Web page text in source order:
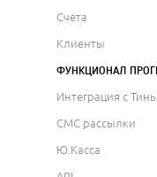
Счета
Клиенты
ФУНКЦИОНАЛ
Интеграция с
СМС рассылки
Ю.Касса